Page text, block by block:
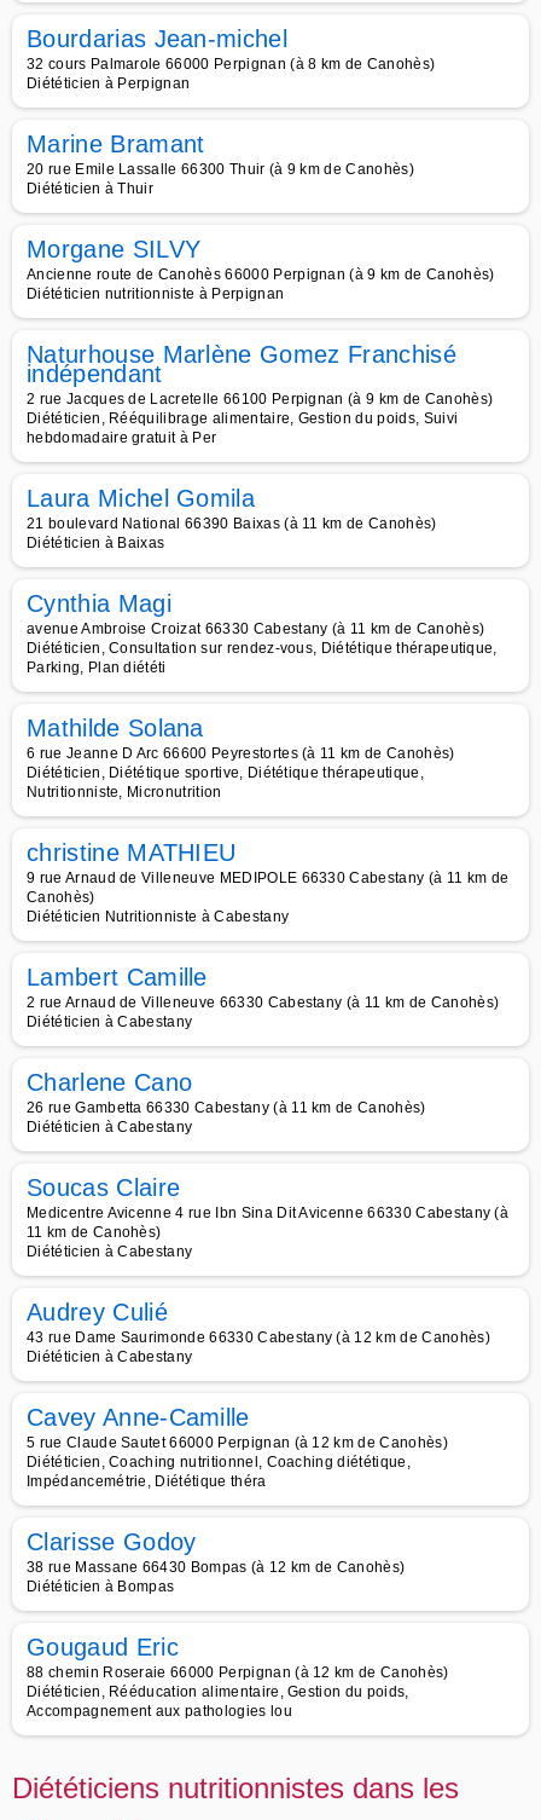
Bourdarias Jean-michel
32 cours Palmarole 66000 Perpignan (à 8 km de Canohès)
Diététicien à Perpignan
Marine Bramant
20 rue Emile Lassalle 66300 Thuir (à 9 km de Canohès)
Diététicien à Thuir
Morgane SILVY
Ancienne route de Canohès 66000 Perpignan (à 9 km de Canohès)
Diététicien nutritionniste à Perpignan
Naturhouse Marlène Gomez Franchisé
indépendant
2 rue Jacques de Lacretelle 66100 Perpignan (à 9 km de Canohès)
Diététicien, Rééquilibrage alimentaire, Gestion du poids, Suivi
hebdomadaire gratuit à Per
Laura Michel Gomila
21 boulevard National 66390 Baixas (à 11 km de Canohès)
Diététicien à Baixas
Cynthia Magi
avenue Ambroise Croizat 66330 Cabestany (à 11 km de Canohès)
Diététicien, Consultation sur rendez-vous, Diététique thérapeutique,
Parking, Plan diététi
Mathilde Solana
6 rue Jeanne D Arc 66600 Peyrestortes (à 11 km de Canohès)
Diététicien, Diététique sportive, Diététique thérapeutique,
Nutritionniste, Micronutrition
christine MATHIEU
9 rue Arnaud de Villeneuve MEDIPOLE 66330 Cabestany (à 11 km de
Canohès)
Diététicien Nutritionniste à Cabestany
Lambert Camille
2 rue Arnaud de Villeneuve 66330 Cabestany (à 11 km de Canohès)
Diététicien à Cabestany
Charlene Cano
26 rue Gambetta 66330 Cabestany (à 11 km de Canohès)
Diététicien à Cabestany
Soucas Claire
Medicentre Avicenne 4 rue Ibn Sina Dit Avicenne 66330 Cabestany (à
11 km de Canohès)
Diététicien à Cabestany
Audrey Culié
43 rue Dame Saurimonde 66330 Cabestany (à 12 km de Canohès)
Diététicien à Cabestany
Cavey Anne-Camille
5 rue Claude Sautet 66000 Perpignan (à 12 km de Canohès)
Diététicien, Coaching nutritionnel, Coaching diététique,
Impédancemétrie, Diététique théra
Clarisse Godoy
38 rue Massane 66430 Bompas (à 12 km de Canohès)
Diététicien à Bompas
Gougaud Eric
88 chemin Roseraie 66000 Perpignan (à 12 km de Canohès)
Diététicien, Rééducation alimentaire, Gestion du poids,
Accompagnement aux pathologies lou
Diététiciens nutritionnistes dans les